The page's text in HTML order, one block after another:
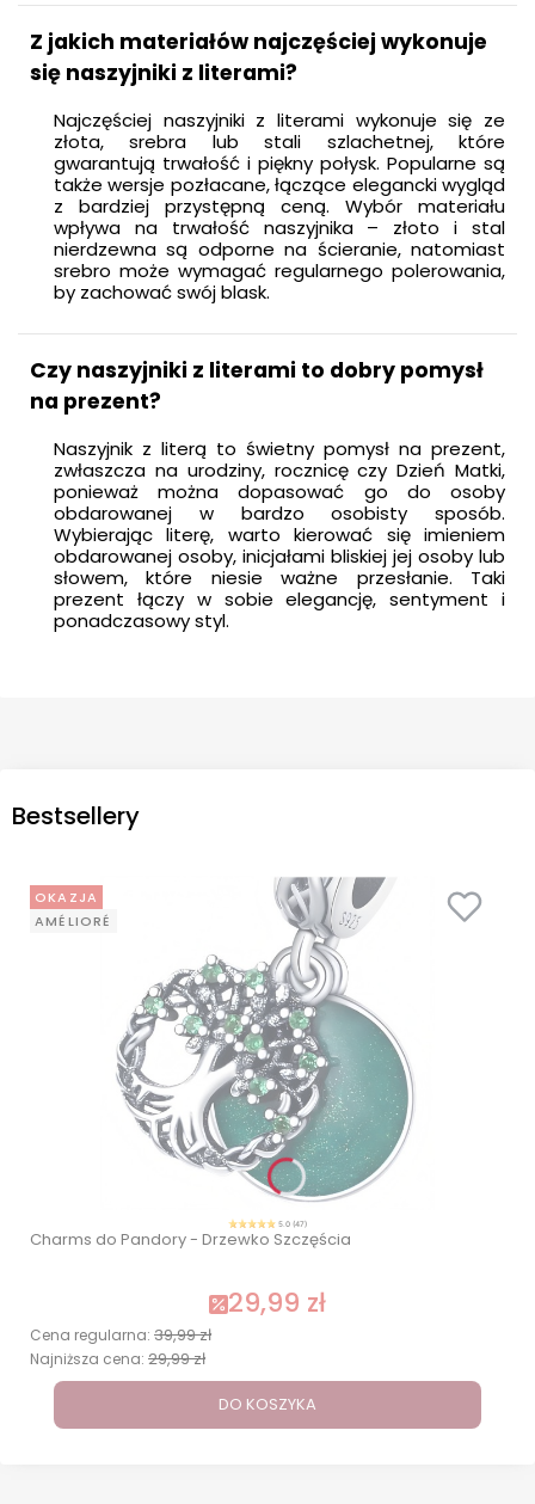
Z jakich materiałów najczęściej wykonuje
się naszyjniki z literami?
Najczęściej naszyjniki z literami wykonuje się ze
złota, srebra lub stali szlachetnej, które
gwarantują trwałość i piękny połysk. Popularne są
także wersje pozłacane, łączące elegancki wygląd
z bardziej przystępną ceną. Wybór materiału
wpływa na trwałość naszyjnika – złoto i stal
nierdzewna są odporne na ścieranie, natomiast
srebro może wymagać regularnego polerowania,
by zachować swój blask.
Czy naszyjniki z literami to dobry pomysł
na prezent?
Naszyjnik z literą to świetny pomysł na prezent,
zwłaszcza na urodziny, rocznicę czy Dzień Matki,
ponieważ można dopasować go do osoby
obdarowanej w bardzo osobisty sposób.
Wybierając literę, warto kierować się imieniem
obdarowanej osoby, inicjałami bliskiej jej osoby lub
słowem, które niesie ważne przesłanie. Taki
prezent łączy w sobie elegancję, sentyment i
ponadczasowy styl.
Bestsellery
OKAZJA
AMÉLIORÉ
5.0 (47)
Charms do Pandory - Drzewko Szczęścia
29,99 zł
Cena regularna: 39,99 zł
Najniższa cena: 29,99 zł
DO KOSZYKA